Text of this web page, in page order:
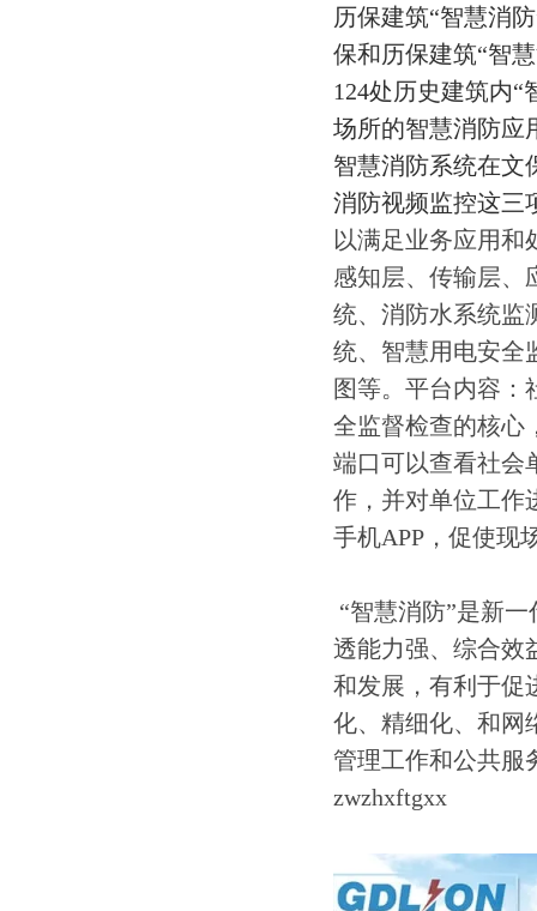
历保建筑“智慧消
保和历保建筑“智
124处历史建筑内
场所的智慧消防应
智慧消防系统在文
消防视频监控这三
以满足业务应用和
感知层、传输层、
统、消防水系统监
统、智慧用电安全
图等。平台内容：
全监督检查的核心
端口可以查看社会
作，并对单位工作
手机APP，促使现
“智慧消防”是新
透能力强、综合效
和发展，有利于促
化、精细化、和网
管理工作和公共服
zwzhxftgxx